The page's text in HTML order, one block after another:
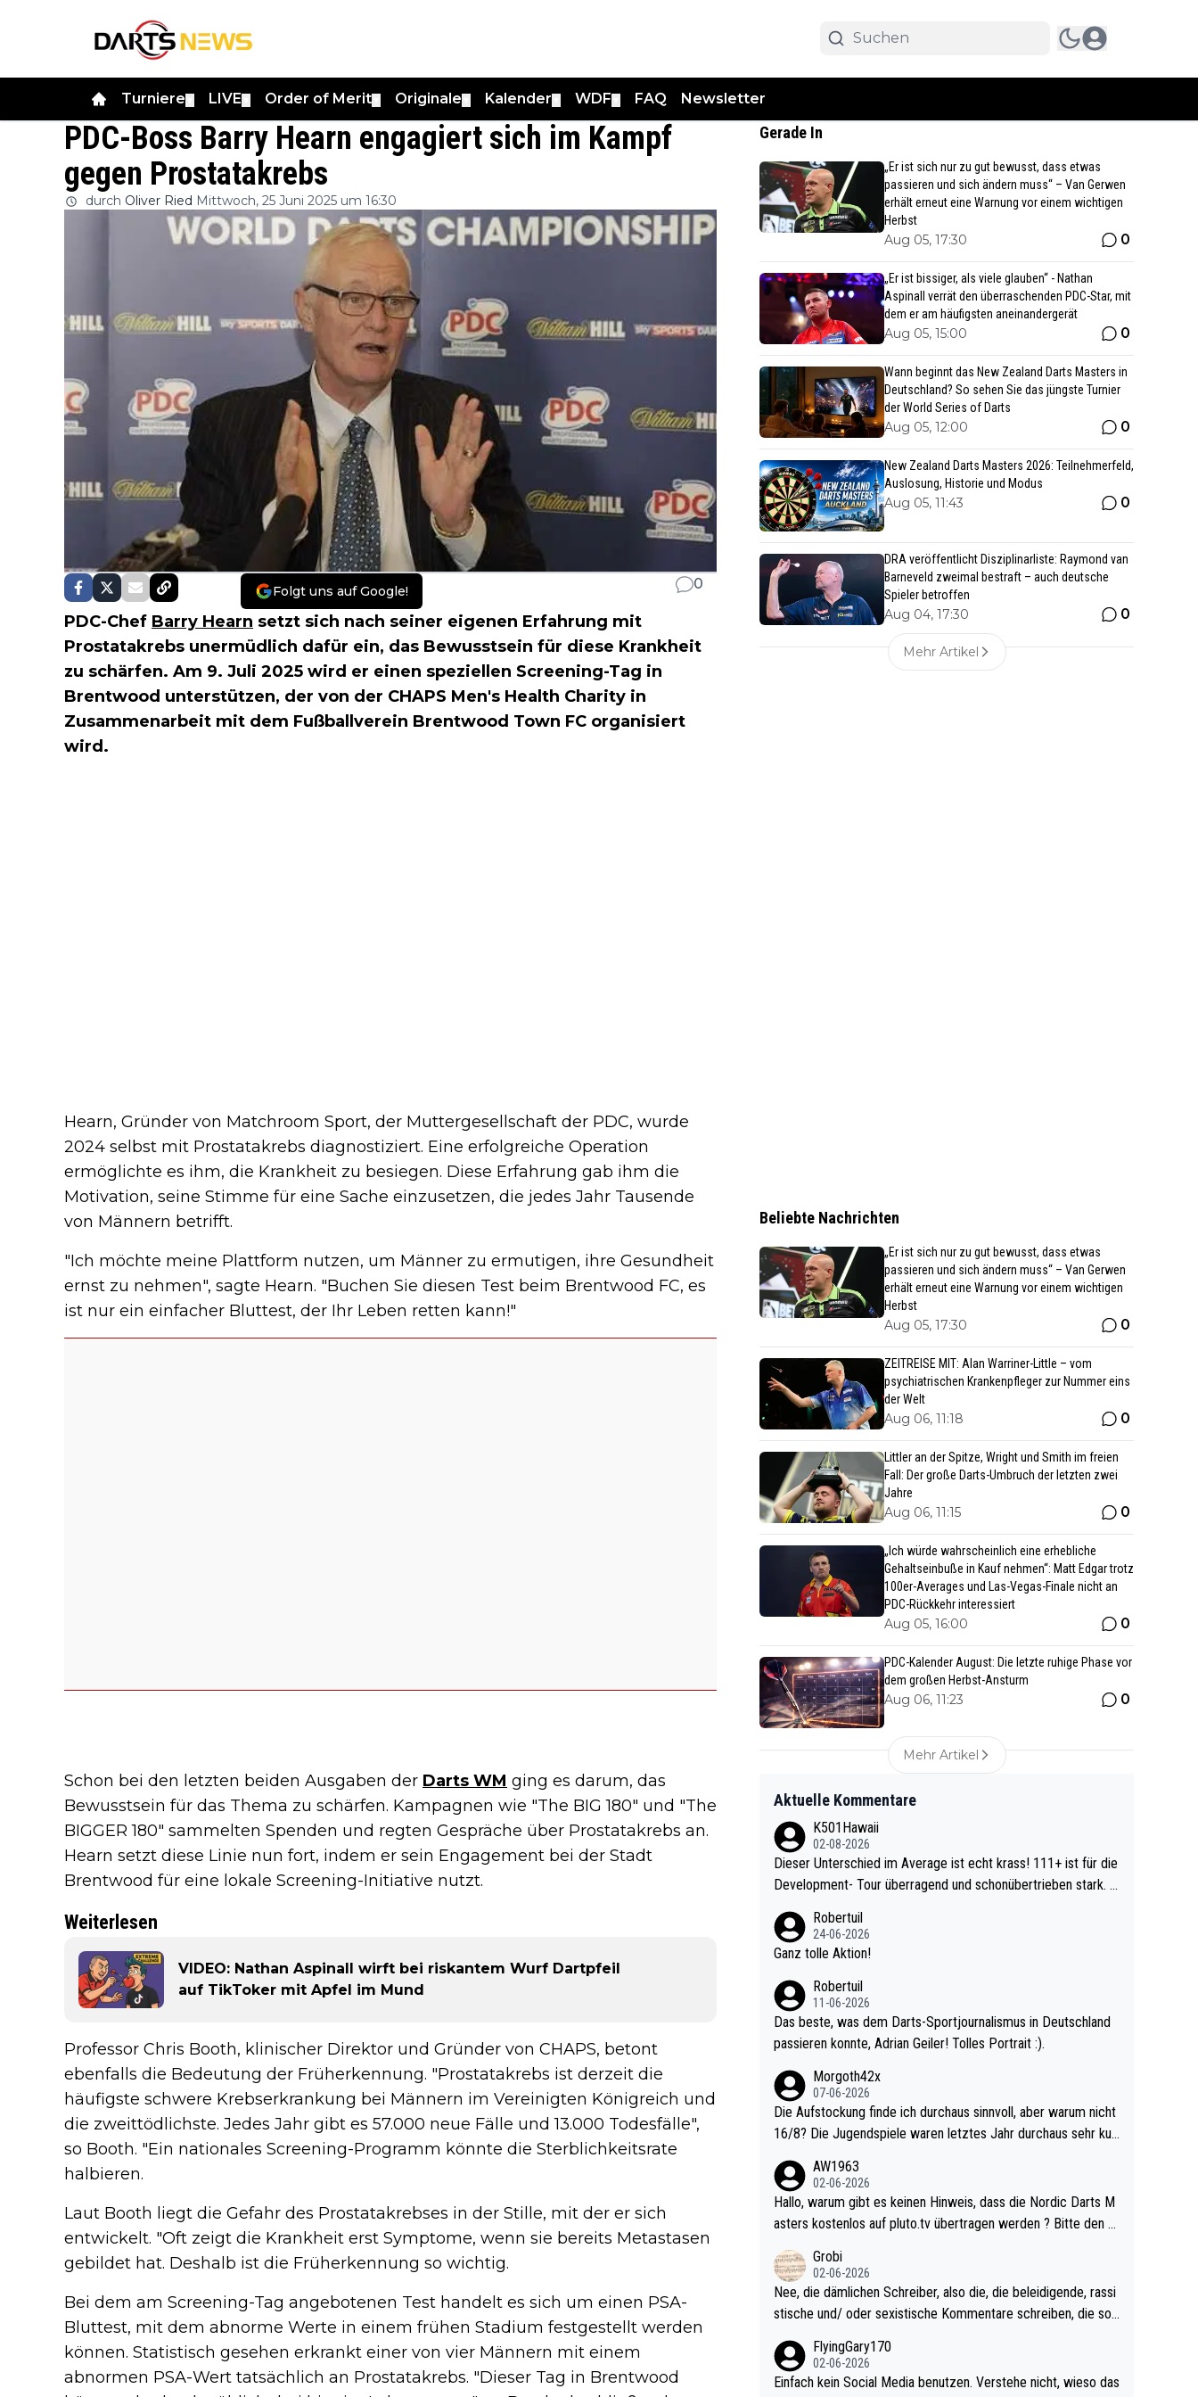
Turniere LIVE Order of Merit Originale Kalender WDF FAQ Newsletter
PDC-Boss Barry Hearn engagiert sich im Kampf
gegen Prostatakrebs
durch Oliver Ried Mittwoch, 25 Juni 2025 um 16:30
Folgt uns auf Google! 0
PDC-Chef Barry Hearn setzt sich nach seiner eigenen Erfahrung mit
Prostatakrebs unermüdlich dafür ein, das Bewusstsein für diese Krankheit
zu schärfen. Am 9. Juli 2025 wird er einen speziellen Screening-Tag in
Brentwood unterstützen, der von der CHAPS Men's Health Charity in
Zusammenarbeit mit dem Fußballverein Brentwood Town FC organisiert
wird.
Hearn, Gründer von Matchroom Sport, der Muttergesellschaft der PDC, wurde
2024 selbst mit Prostatakrebs diagnostiziert. Eine erfolgreiche Operation
ermöglichte es ihm, die Krankheit zu besiegen. Diese Erfahrung gab ihm die
Motivation, seine Stimme für eine Sache einzusetzen, die jedes Jahr Tausende
von Männern betrifft.
"Ich möchte meine Plattform nutzen, um Männer zu ermutigen, ihre Gesundheit
ernst zu nehmen", sagte Hearn. "Buchen Sie diesen Test beim Brentwood FC, es
ist nur ein einfacher Bluttest, der Ihr Leben retten kann!"
Schon bei den letzten beiden Ausgaben der Darts WM ging es darum, das
Bewusstsein für das Thema zu schärfen. Kampagnen wie "The BIG 180" und "The
BIGGER 180" sammelten Spenden und regten Gespräche über Prostatakrebs an.
Hearn setzt diese Linie nun fort, indem er sein Engagement bei der Stadt
Brentwood für eine lokale Screening-Initiative nutzt.
Weiterlesen
VIDEO: Nathan Aspinall wirft bei riskantem Wurf Dartpfeil
auf TikToker mit Apfel im Mund
Professor Chris Booth, klinischer Direktor und Gründer von CHAPS, betont
ebenfalls die Bedeutung der Früherkennung. "Prostatakrebs ist derzeit die
häufigste schwere Krebserkrankung bei Männern im Vereinigten Königreich und
die zweittödlichste. Jedes Jahr gibt es 57.000 neue Fälle und 13.000 Todesfälle",
so Booth. "Ein nationales Screening-Programm könnte die Sterblichkeitsrate
halbieren.
Laut Booth liegt die Gefahr des Prostatakrebses in der Stille, mit der er sich
entwickelt. "Oft zeigt die Krankheit erst Symptome, wenn sie bereits Metastasen
gebildet hat. Deshalb ist die Früherkennung so wichtig.
Bei dem am Screening-Tag angebotenen Test handelt es sich um einen PSA-
Bluttest, mit dem abnorme Werte in einem frühen Stadium festgestellt werden
können. Statistisch gesehen erkrankt einer von vier Männern mit einem
abnormen PSA-Wert tatsächlich an Prostatakrebs. "Dieser Tag in Brentwood
Gerade In
„Er ist sich nur zu gut bewusst, dass etwas
passieren und sich ändern muss“ – Van Gerwen
erhält erneut eine Warnung vor einem wichtigen
Herbst
Aug 05, 17:30 0
„Er ist bissiger, als viele glauben“ - Nathan
Aspinall verrät den überraschenden PDC-Star, mit
dem er am häufigsten aneinandergerät
Aug 05, 15:00 0
Wann beginnt das New Zealand Darts Masters in
Deutschland? So sehen Sie das jüngste Turnier
der World Series of Darts
Aug 05, 12:00 0
New Zealand Darts Masters 2026: Teilnehmerfeld,
Auslosung, Historie und Modus
Aug 05, 11:43 0
DRA veröffentlicht Disziplinarliste: Raymond van
Barneveld zweimal bestraft – auch deutsche
Spieler betroffen
Aug 04, 17:30 0
Mehr Artikel
Beliebte Nachrichten
„Er ist sich nur zu gut bewusst, dass etwas
passieren und sich ändern muss“ – Van Gerwen
erhält erneut eine Warnung vor einem wichtigen
Herbst
Aug 05, 17:30 0
ZEITREISE MIT: Alan Warriner-Little – vom
psychiatrischen Krankenpfleger zur Nummer eins
der Welt
Aug 06, 11:18 0
Littler an der Spitze, Wright und Smith im freien
Fall: Der große Darts-Umbruch der letzten zwei
Jahre
Aug 06, 11:15 0
„Ich würde wahrscheinlich eine erhebliche
Gehaltseinbuße in Kauf nehmen“: Matt Edgar trotz
100er-Averages und Las-Vegas-Finale nicht an
PDC-Rückkehr interessiert
Aug 05, 16:00 0
PDC-Kalender August: Die letzte ruhige Phase vor
dem großen Herbst-Ansturm
Aug 06, 11:23 0
Mehr Artikel
Aktuelle Kommentare
K501Hawaii
02-08-2026
Dieser Unterschied im Average ist echt krass! 111+ ist für die
Development- Tour überragend und schonübertrieben stark. U
e mal 40+ erst recht. Da gewinnst keinen Blumentopf - ist ja n
och krasser wie ein Pokalspiel eines Kreisligisten vs einem Bu
Robertuil
24-06-2026
Ganz tolle Aktion!
Robertuil
11-06-2026
Das beste, was dem Darts-Sportjournalismus in Deutschland
passieren konnte, Adrian Geiler! Tolles Portrait :).
Morgoth42x
07-06-2026
Die Aufstockung finde ich durchaus sinnvoll, aber warum nicht
16/8? Die Jugendspiele waren letztes Jahr durchaus sehr kur
l. Allerdings ist Mitchell Lawrie als Nummer 1 der Welt eh quali
fiziert. Somit ändert die automatische Qualifikation des Weltm
eisters erstmal nichts. Ich denke sie wollen damit für nächste
d wohl wenig WDF Turniere spielen. Dies war bei Archie Self l
etztes Jahr der Fall. Er musste als amtierender Weltmeister d
urch den Qualifier und ich glaube kaum, dass Mitchel sich das
(in Vegas) antun würde, wenn er doch eigentlich die PDC-WM
als Ziel hat.
AW1963
02-06-2026
Hallo, warum gibt es keinen Hinweis, dass die Nordic Darts M
asters kostenlos auf pluto.tv übertragen werden ? Bitte den A
Grobi
02-06-2026
Nee, die dämlichen Schreiber, also die, die beleidigende, rassi
stische und/ oder sexistische Kommentare schreiben, die soll
nes Leben in den Griff kriegen. Nur eins wundert mich: Luke Li
ttler war doch neulich erst derjenige, der über Social Media G
FlyingGary170
02-06-2026
Einfach kein Social Media benutzen. Verstehe nicht, wieso das